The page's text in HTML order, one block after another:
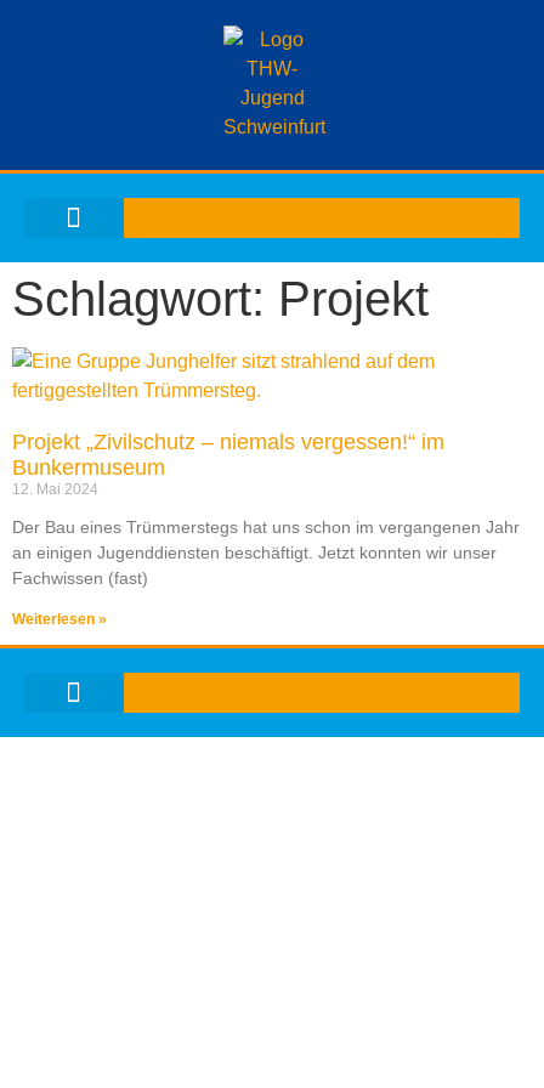
Schlagwort: Projekt
Projekt „Zivilschutz – niemals vergessen!“ im
Bunkermuseum
12. Mai 2024
Der Bau eines Trümmerstegs hat uns schon im vergangenen Jahr
an einigen Jugenddiensten beschäftigt. Jetzt konnten wir unser
Fachwissen (fast)
Weiterlesen »